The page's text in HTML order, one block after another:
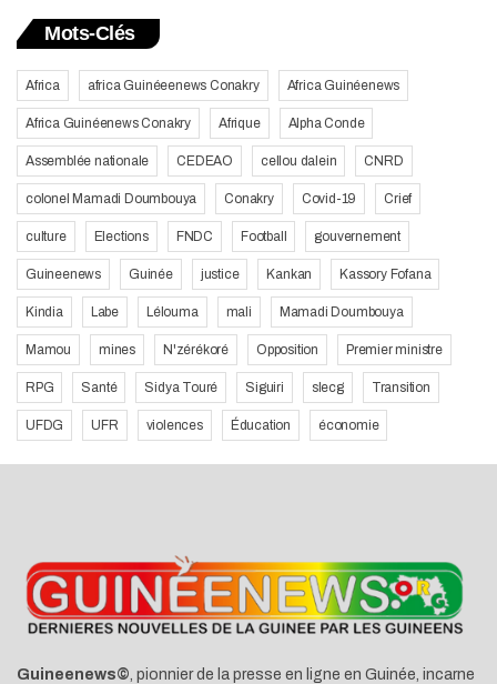
Mots-Clés
Africa africa Guinéeenews Conakry Africa Guinéenews
Africa Guinéenews Conakry Afrique Alpha Conde
Assemblée nationale CEDEAO cellou dalein CNRD
colonel Mamadi Doumbouya Conakry Covid-19 Crief
culture Elections FNDC Football gouvernement
Guineenews Guinée justice Kankan Kassory Fofana
Kindia Labe Lélouma mali Mamadi Doumbouya
Mamou mines N'zérékoré Opposition Premier ministre
RPG Santé Sidya Touré Siguiri slecg Transition
UFDG UFR violences Éducation économie
Guineenews© , pionnier de la presse en ligne en Guinée, incarne